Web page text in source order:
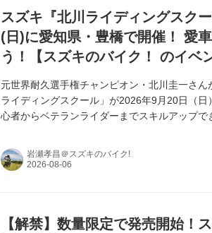
スズキ『北川ライディングスク
(日)に愛知県・豊橋で開催！ 愛
う！【スズキのバイク！ のイベ
元世界耐久選手権チャンピオン・北川圭一さん
ライディングスクール」が2026年9月20日（
心者からベテランライダーまでスキルアップで
岩瀬孝昌＠スズキのバイク!
【解禁】数量限定で発売開始！